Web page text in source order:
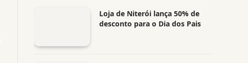
Loja de Niterói lança 50% de
desconto para o Dia dos Pais